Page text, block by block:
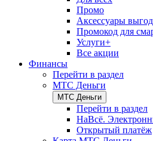
Промо
Аксессуары
Промокод для
Услуги+
Все акции
Финансы
Перейти в раздел
МТС Деньги
МТС Деньги
Перейти в раздел
НаВсё.
Открытый платёж